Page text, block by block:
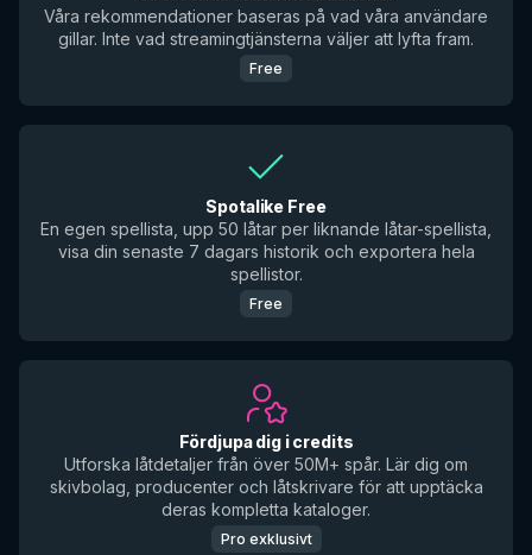
Våra rekommendationer baseras på vad våra användare
gillar. Inte vad streamingtjänsterna väljer att lyfta fram.
Free
Spotalike Free
En egen spellista, upp 50 låtar per liknande låtar-spellista,
visa din senaste 7 dagars historik och exportera hela
spellistor.
Free
Fördjupa dig i credits
Utforska låtdetaljer från över 50M+ spår. Lär dig om
skivbolag, producenter och låtskrivare för att upptäcka
deras kompletta kataloger.
Pro exklusivt